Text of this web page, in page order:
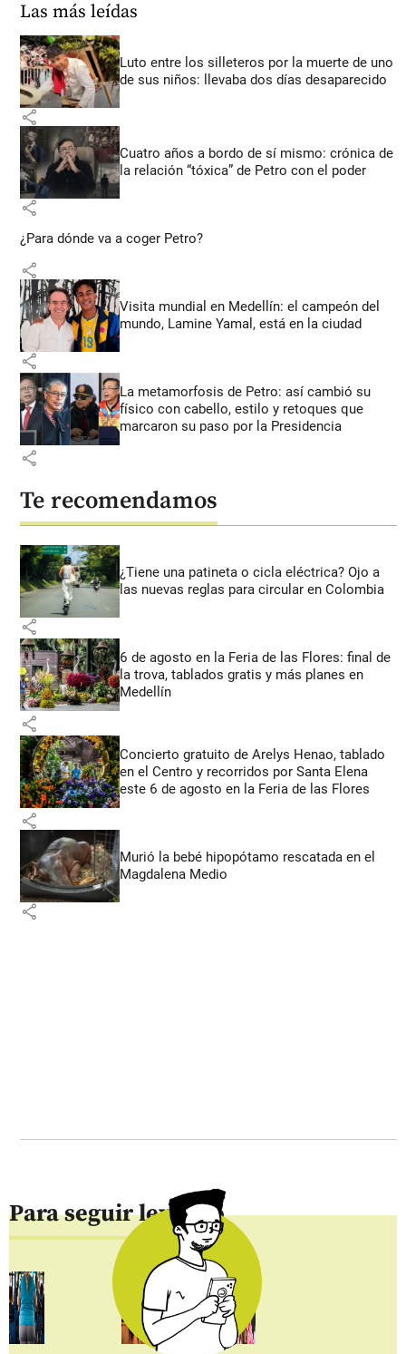
Las más leídas
Luto entre los silleteros por la muerte de uno
de sus niños: llevaba dos días desaparecido
share
Cuatro años a bordo de sí mismo: crónica de
la relación “tóxica” de Petro con el poder
share
¿Para dónde va a coger Petro?
share
Visita mundial en Medellín: el campeón del
mundo, Lamine Yamal, está en la ciudad
share
La metamorfosis de Petro: así cambió su
físico con cabello, estilo y retoques que
marcaron su paso por la Presidencia
share
Te recomendamos
¿Tiene una patineta o cicla eléctrica? Ojo a
las nuevas reglas para circular en Colombia
share
6 de agosto en la Feria de las Flores: final de
la trova, tablados gratis y más planes en
Medellín
share
Concierto gratuito de Arelys Henao, tablado
en el Centro y recorridos por Santa Elena
este 6 de agosto en la Feria de las Flores
share
Murió la bebé hipopótamo rescatada en el
Magdalena Medio
share
Para seguir leyendo